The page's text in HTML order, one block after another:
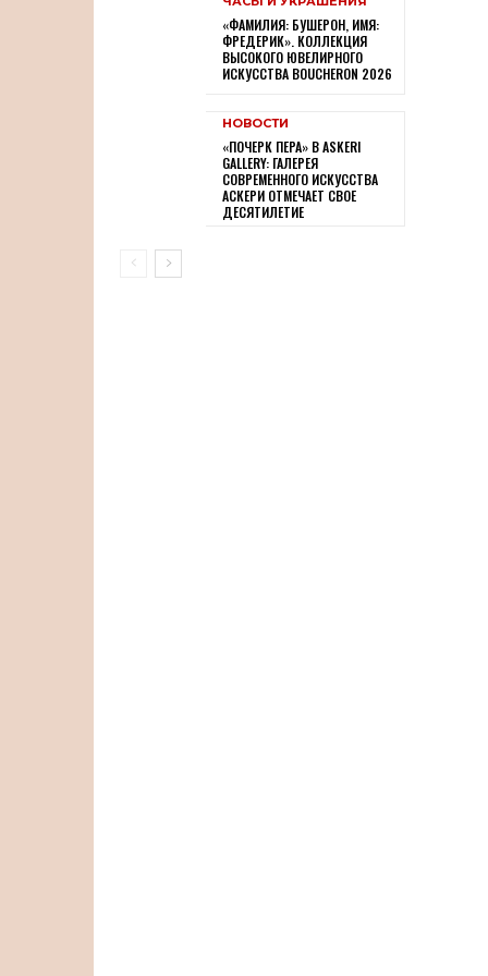
«ФАМИЛИЯ: БУШЕРОН, ИМЯ:
ФРЕДЕРИК». КОЛЛЕКЦИЯ
ВЫСОКОГО ЮВЕЛИРНОГО
ИСКУССТВА BOUCHERON 2026
НОВОСТИ
«ПОЧЕРК ПЕРА» В ASKERI
GALLERY: ГАЛЕРЕЯ
СОВРЕМЕННОГО ИСКУССТВА
АСКЕРИ ОТМЕЧАЕТ СВОЕ
ДЕСЯТИЛЕТИЕ